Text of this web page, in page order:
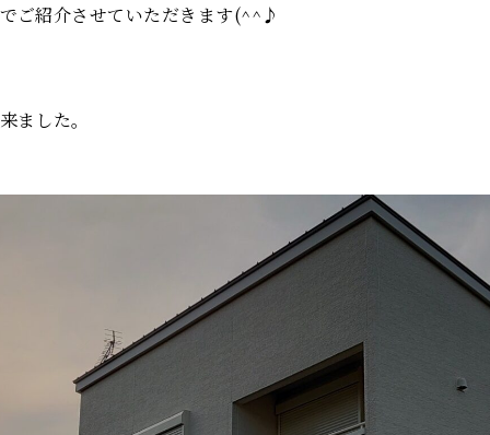
ご紹介させていただきます(^^♪
ました。